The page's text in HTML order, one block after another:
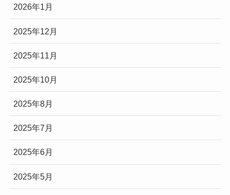
2026年1月
2025年12月
2025年11月
2025年10月
2025年8月
2025年7月
2025年6月
2025年5月